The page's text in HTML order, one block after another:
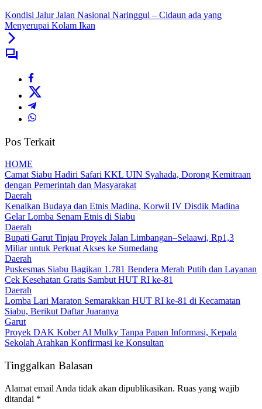
Kondisi Jalur Jalan Nasional Naringgul – Cidaun ada yang
Menyerupai Kolam Ikan
Pos Terkait
HOME
Camat Siabu Hadiri Safari KKL UIN Syahada, Dorong Kemitraan
dengan Pemerintah dan Masyarakat
Daerah
Kenalkan Budaya dan Etnis Madina, Korwil IV Disdik Madina
Gelar Lomba Senam Etnis di Siabu
Daerah
Bupati Garut Tinjau Proyek Jalan Limbangan–Selaawi, Rp1,3
Miliar untuk Perkuat Akses ke Sumedang
Daerah
Puskesmas Siabu Bagikan 1.781 Bendera Merah Putih dan Layanan
Cek Kesehatan Gratis Sambut HUT RI ke-81
Daerah
Lomba Lari Maraton Semarakkan HUT RI ke-81 di Kecamatan
Siabu, Berikut Daftar Juaranya
Garut
Proyek DAK Kober Al Mulky Tanpa Papan Informasi, Kepala
Sekolah Arahkan Konfirmasi ke Konsultan
Tinggalkan Balasan
Alamat email Anda tidak akan dipublikasikan. Ruas yang wajib
ditandai *